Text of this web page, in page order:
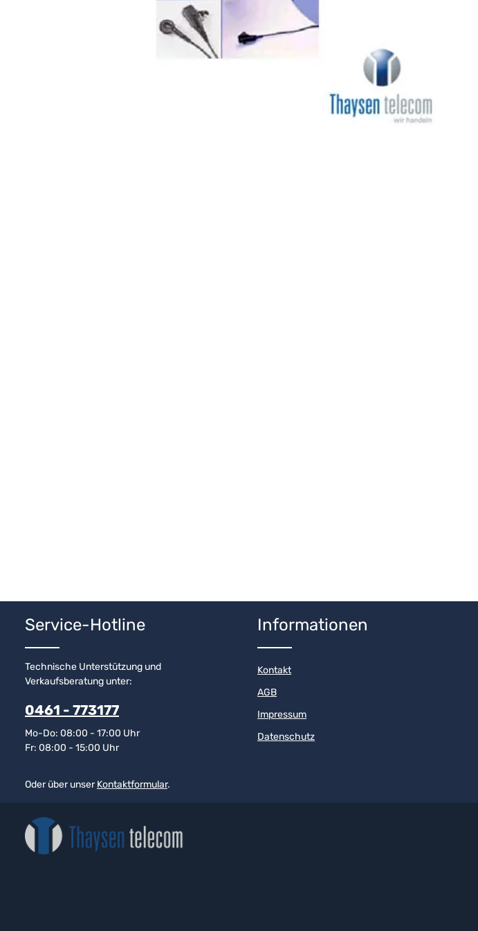
Service-Hotline
Technische Unterstützung und
Verkaufsberatung unter:
0461 - 773177
Mo-Do: 08:00 - 17:00 Uhr
Fr: 08:00 - 15:00 Uhr
Oder über unserKontaktformular.
Informationen
Kontakt
AGB
Impressum
Datenschutz